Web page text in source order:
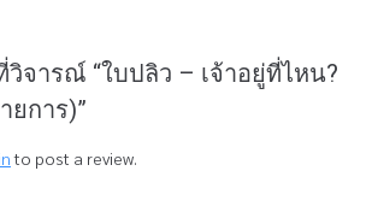
จารณ์ “ใบปลิว – เจ้าอยู่ที่ไหน?
ยการ)”
to post a review.